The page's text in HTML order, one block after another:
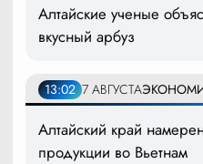
Алтайские ученые
вкусный арбуз
13:02 7 АВГУСТА
Алтайский край
продукции во Вьетнам